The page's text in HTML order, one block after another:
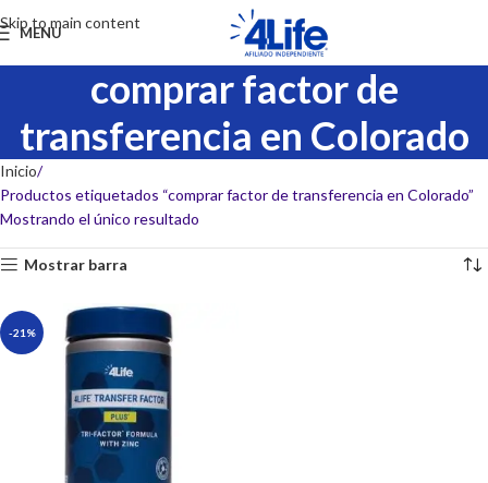
Skip to main content
MENU
comprar factor de
transferencia en Colorado
Inicio
Productos etiquetados “comprar factor de transferencia en Colorado”
Mostrando el único resultado
Mostrar barra
-21%